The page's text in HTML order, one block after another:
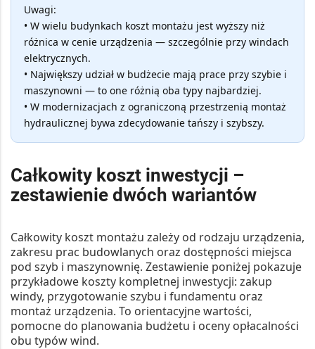
Uwagi:
• W wielu budynkach koszt montażu jest wyższy niż
różnica w cenie urządzenia — szczególnie przy windach
elektrycznych.
• Największy udział w budżecie mają prace przy szybie i
maszynowni — to one różnią oba typy najbardziej.
• W modernizacjach z ograniczoną przestrzenią montaż
hydraulicznej bywa zdecydowanie tańszy i szybszy.
Całkowity koszt inwestycji –
zestawienie dwóch wariantów
Całkowity koszt montażu zależy od rodzaju urządzenia,
zakresu prac budowlanych oraz dostępności miejsca
pod szyb i maszynownię. Zestawienie poniżej pokazuje
przykładowe koszty kompletnej inwestycji: zakup
windy, przygotowanie szybu i fundamentu oraz
montaż urządzenia. To orientacyjne wartości,
pomocne do planowania budżetu i oceny opłacalności
obu typów wind.